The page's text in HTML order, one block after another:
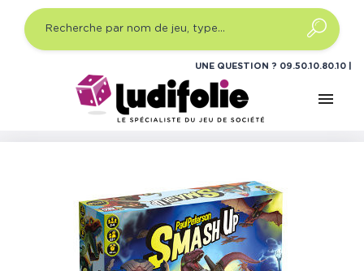
UNE QUESTION ? 09.50.10.80.10
menu
Jeux de société
Jeux de cartes stratégie